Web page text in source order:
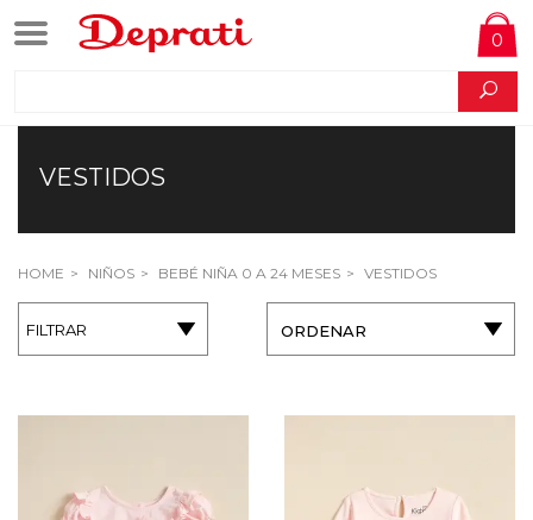
0
VESTIDOS
HOME NIÑOS BEBÉ NIÑA 0 A 24 MESES VESTIDOS
FILTRAR ORDENAR